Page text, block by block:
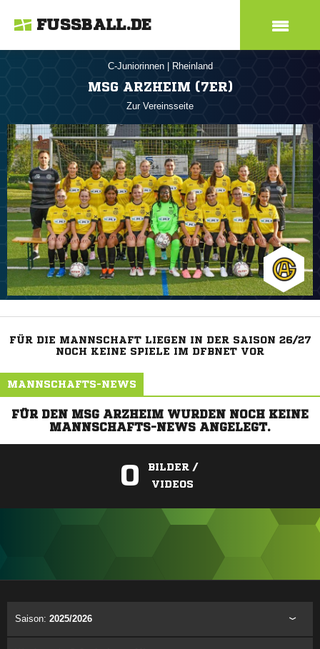
FUSSBALL.DE
C-Juniorinnen Rheinland
MSG ARZHEIM (7ER)
Zur Vereinsseite
FÜR DIE MANNSCHAFT LIEGEN IN DER SAISON 26/27
NOCH KEINE SPIELE IM DFBNET VOR
MANNSCHAFTS-NEWS
FÜR DEN MSG ARZHEIM WURDEN NOCH KEINE
MANNSCHAFTS-NEWS ANGELEGT.
0
BILDER /
VIDEOS
Saison: 2025/2026